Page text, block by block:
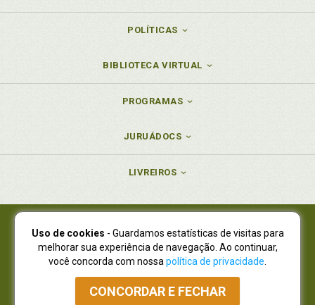
POLÍTICAS
BIBLIOTECA VIRTUAL
PROGRAMAS
JURUÁDOCS
LIVREIROS
Juruá Editora Ltda., CNPJ 77.535.508/0001-19
Juruá Informática Ltda., CNPJ 01.701.561/0001-80
NOVO ENDEREÇO:R. Flávio Dallegrave, 7665, São Lourenço |
Curitiba - Paraná - CEP 82210-310
Atendimento: (41) 4009-3900|Vendas Atacado: (41) 4009-3939
Uso de cookies - Guardamos estatísticas de visitas para
melhorar sua experiência de navegação. Ao continuar,
você concorda com nossa política de privacidade
CONCORDAR E FECHAR